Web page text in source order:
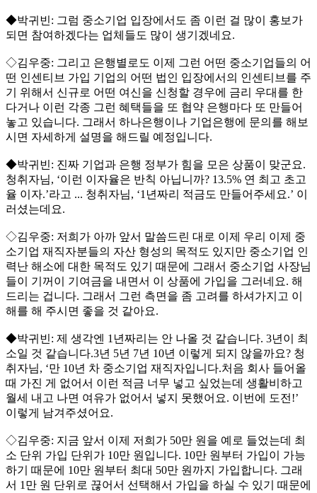
◆박귀빈: 그럼 중소기업 입장에서도 좀 이런 걸 많이 홍보가
되면 참여하겠다는 업체들도 많이 생기겠네요.
◇김우중: 그리고 은행별로도 이제 그런 어떤 중소기업들의 어
떤 인센티브 가입 기업의 어떤 법인 입장에서의 인센티브를 주
기 위해서 신규로 어떤 여신을 신청할 경우에 금리 우대를 한
다거나 이런 각종 그런 혜택들을 또 협약 은행마다 또 만들어
놓고 있습니다. 그래서 하나은행이나 기업은행에 문의를 해보
시면 자세하게 설명을 해드릴 예정입니다.
◆박귀빈: 진짜 기업과 은행 정부가 힘을 모은 상품이 맞군요.
청취자님, ‘이런 이자율은 반칙 아닙니까? 13.5% 연 최고 초고
율 이자.’라고 ... 청취자님, ‘1년짜리 적금도 만들어주세요.’ 이
러셨는데요.
◇김우중: 저희가 아까 앞서 말씀드린 대로 이제 우리 이제 중
소기업 재직자분들의 자산 형성의 목적도 있지만 중소기업 인
력난 해소에 대한 목적도 있기 때문에 그래서 중소기업 사장님
들이 기꺼이 기여금을 내면서 이 상품에 가입을 그러네요. 해
드리는 겁니다. 그래서 그런 측면을 좀 고려를 하셔가지고 이
해를 해 주시면 좋을 것 같아요.
◆박귀빈: 제 생각엔 1년짜리는 안 나올 것 같습니다. 3년이 최
소일 것 같습니다.3년 5년 7년 10년 이렇게 되지 않을까요? 청
취자님, ‘만 10년 차 중소기업 재직자입니다.처음 회사 들어올
때 가진 게 없어서 이런 적금 너무 넣고 싶었는데 생활비하고
월세 내고 나면 여유가 없어서 넣지 못했어요. 이번에 도전!’
이렇게 남겨주셨어요.
◇김우중: 지금 앞서 이제 저희가 50만 원을 예로 들었는데 최
소 단위 가입 단위가 10만 원입니다. 10만 원부터 가입이 가능
하기 때문에 10만 원부터 최대 50만 원까지 가입합니다. 그래
서 1만 원 단위로 끊어서 선택해서 가입을 하실 수 있기 때문에